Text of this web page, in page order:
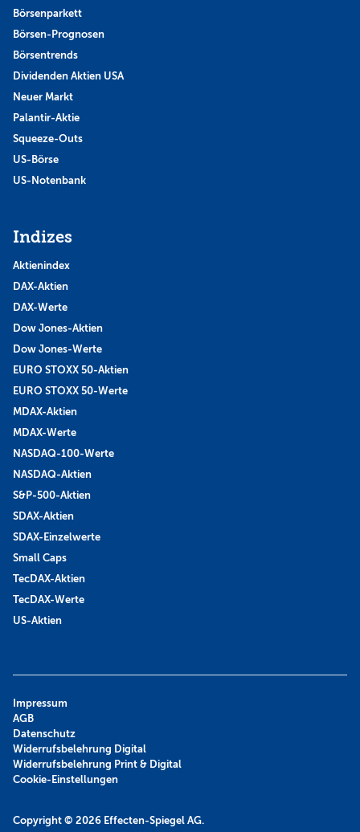
Börsenparkett
Börsen-Prognosen
Börsentrends
Dividenden Aktien USA
Neuer Markt
Palantir-Aktie
Squeeze-Outs
US-Börse
US-Notenbank
Indizes
Aktienindex
DAX-Aktien
DAX-Werte
Dow Jones-Aktien
Dow Jones-Werte
EURO STOXX 50-Aktien
EURO STOXX 50-Werte
MDAX-Aktien
MDAX-Werte
NASDAQ-100-Werte
NASDAQ-Aktien
S&P-500-Aktien
SDAX-Aktien
SDAX-Einzelwerte
Small Caps
TecDAX-Aktien
TecDAX-Werte
US-Aktien
Copyright © 2026 Effecten-Spiegel AG.
Impressum
AGB
Datenschutz
Widerrufsbelehrung Digital
Widerrufsbelehrung Print & Digital
Cookie-Einstellungen